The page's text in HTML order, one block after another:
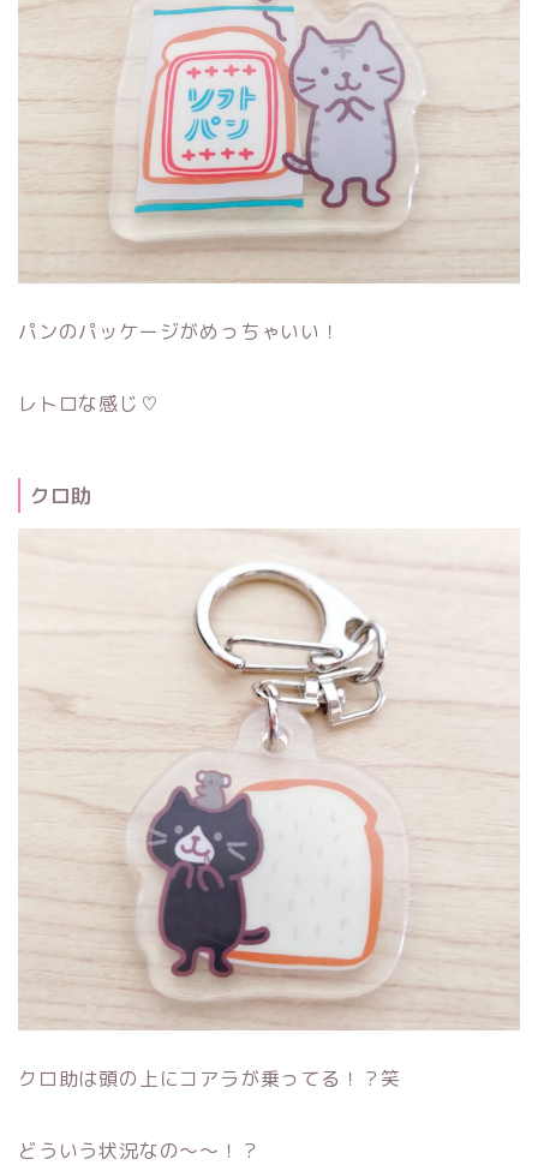
パンのパッケージがめっちゃいい！
レトロな感じ♡
クロ助
クロ助は頭の上にコアラが乗ってる！？笑
どういう状況なの～～！？